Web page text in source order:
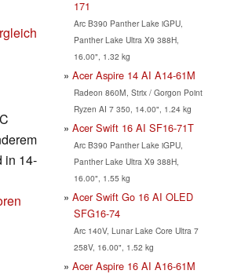
in 14-
171
Arc B390 Panther Lake iGPU,
Panther Lake Ultra X9 388H,
16.00", 1.32 kg
Acer Aspire 14 AI A14-61M
Radeon 860M, Strix / Gorgon Point
Ryzen AI 7 350, 14.00", 1.24 kg
Acer Swift 16 AI SF16-71T
Arc B390 Panther Lake iGPU,
Panther Lake Ultra X9 388H,
16.00", 1.55 kg
Acer Swift Go 16 AI OLED
SFG16-74
Arc 140V, Lunar Lake Core Ultra 7
258V, 16.00", 1.52 kg
Acer Aspire 16 AI A16-61M